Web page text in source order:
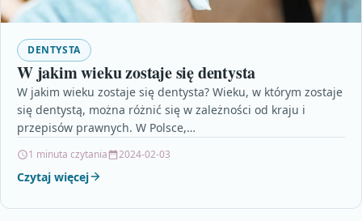
DENTYSTA
W jakim wieku zostaje się dentysta
W jakim wieku zostaje się dentysta? Wieku, w którym zostaje
się dentystą, można różnić się w zależności od kraju i
przepisów prawnych. W Polsce,…
1 minuta czytania 2024-02-03
Czytaj więcej